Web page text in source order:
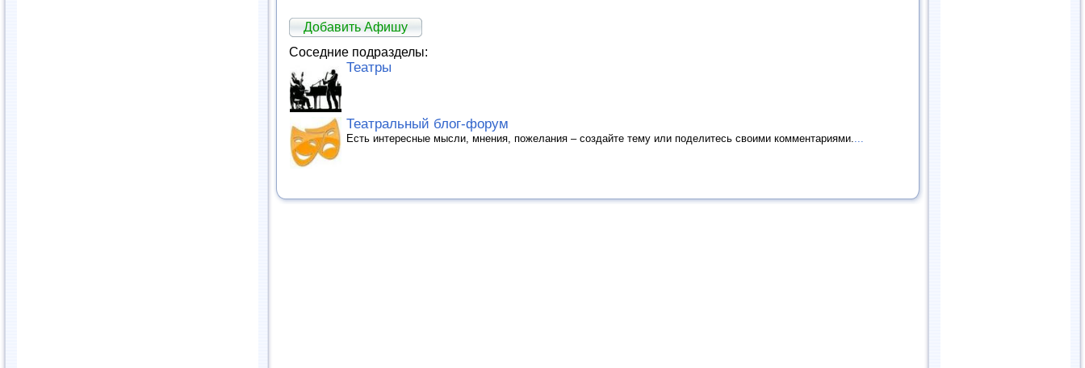
Добавить Афишу
Соседние подразделы:
Театры
Театральный блог-форум
Есть интересные мысли, мнения, пожелания – создайте тему или поделитесь своими комментариями.